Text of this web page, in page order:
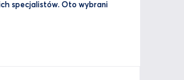
specjalistów. Oto wybrani